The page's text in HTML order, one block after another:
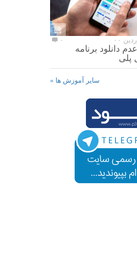
۰
دانلود برنامه
پلی
سایر آموزش ها »